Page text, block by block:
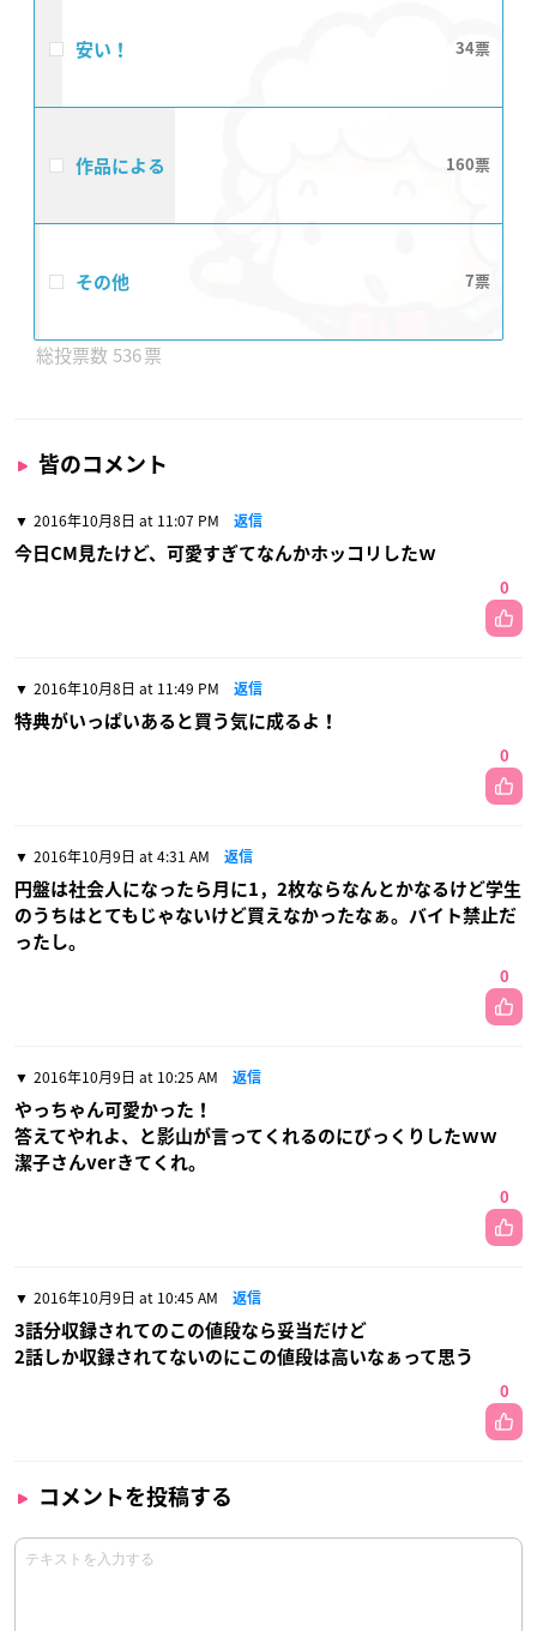
安い！ 34
作品による 160
その他 7
536
皆のコメント
2016年10月8日 at 11:07 PM 返信
今日CM見たけど、可愛すぎてなんかホッコリしたｗ
0
2016年10月8日 at 11:49 PM 返信
特典がいっぱいあると買う気に成るよ！
0
2016年10月9日 at 4:31 AM 返信
円盤は社会人になったら月に1，2枚ならなんとかなるけど学生
のうちはとてもじゃないけど買えなかったなぁ。バイト禁止だ
ったし。
0
2016年10月9日 at 10:25 AM 返信
やっちゃん可愛かった！
答えてやれよ、と影山が言ってくれるのにびっくりしたｗｗ
潔子さんverきてくれ。
0
2016年10月9日 at 10:45 AM 返信
3話分収録されてのこの値段なら妥当だけど
2話しか収録されてないのにこの値段は高いなぁって思う
0
コメントを投稿する